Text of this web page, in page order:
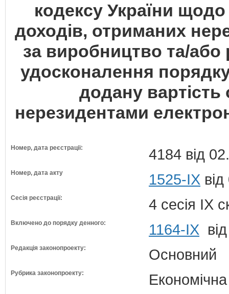
кодексу України
доходів, отриманих
за виробництво та/
удосконалення
додану вартість
нерезидентами
Номер, дата реєстрації: 4184 від
Номер, дата акту 1525-IX
Сесія реєстрації: 4 сесія IX
Включено до порядку денного: 1164-ІХ
Редакція законопроекту: Основний
Рубрика законопроекту: